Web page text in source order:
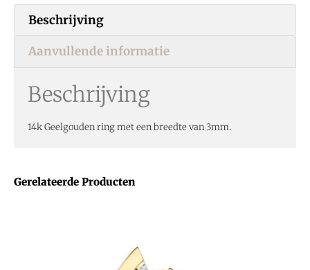
Gerelateerde Producten
Beschrijving
Aanvullende informatie
Beschrijving
14k Geelgouden ring met een breedte van 3mm.